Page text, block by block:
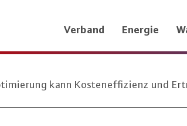
Verband Energie
kann Kosteneffizienz und